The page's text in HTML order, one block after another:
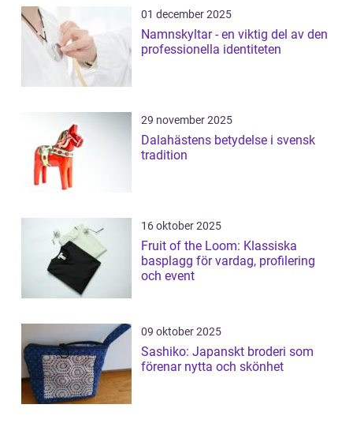
01 december 2025
Namnskyltar - en viktig del av den
professionella identiteten
29 november 2025
Dalahästens betydelse i svensk
tradition
16 oktober 2025
Fruit of the Loom: Klassiska
basplagg för vardag, profilering
och event
09 oktober 2025
Sashiko: Japanskt broderi som
förenar nytta och skönhet